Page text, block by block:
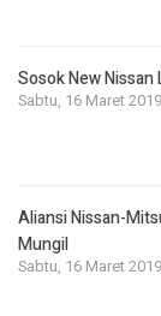
Sosok New Nissan
Sabtu, 16 Maret
Aliansi Nissan-
Mungil
Sabtu, 16 Maret